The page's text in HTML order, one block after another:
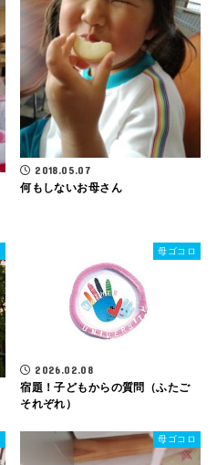
2018.05.07
何もしないお母さん
母ゴコロ
2026.02.08
宿題！子どもからの質問（ふたご
それぞれ）
母ゴコロ